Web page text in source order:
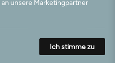
unsere Marketingpartner
Ich stimme zu